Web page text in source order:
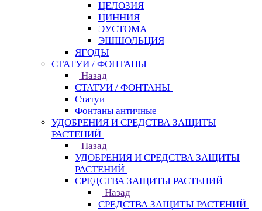
ЦЕЛОЗИЯ
ЦИННИЯ
ЭУСТОМА
ЭШШОЛЬЦИЯ
ЯГОДЫ
СТАТУИ / ФОНТАНЫ
Назад
СТАТУИ / ФОНТАНЫ
Статуи
Фонтаны античные
УДОБРЕНИЯ И СРЕДСТВА ЗАЩИТЫ
РАСТЕНИЙ
Назад
УДОБРЕНИЯ И СРЕДСТВА ЗАЩИТЫ
РАСТЕНИЙ
СРЕДСТВА ЗАЩИТЫ РАСТЕНИЙ
Назад
СРЕДСТВА ЗАЩИТЫ РАСТЕНИЙ